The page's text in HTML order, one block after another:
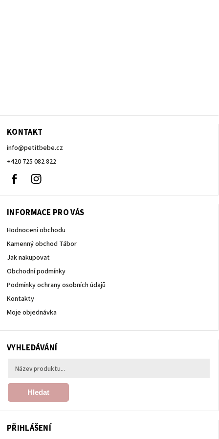
KONTAKT
info@petitbebe.cz
+420 725 082 822
Facebook
INFORMACE PRO VÁS
Hodnocení obchodu
Kamenný obchod Tábor
Jak nakupovat
Obchodní podmínky
Podmínky ochrany osobních údajů
Kontakty
Moje objednávka
VYHLEDÁVÁNÍ
Hledat
PŘIHLÁŠENÍ